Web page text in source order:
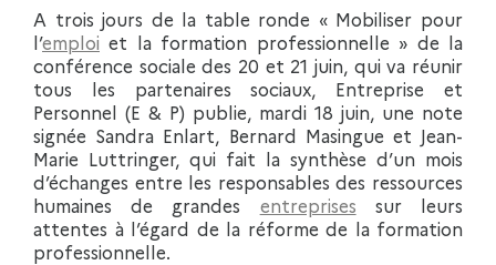
A trois jours de la table ronde « Mobiliser pour
l’emploi et la formation professionnelle » de la
conférence sociale des 20 et 21 juin, qui va réunir
tous les partenaires sociaux, Entreprise et
Personnel (E & P) publie, mardi 18 juin, une note
signée Sandra Enlart, Bernard Masingue et Jean-
Marie Luttringer, qui fait la synthèse d’un mois
d’échanges entre les responsables des ressources
humaines de grandes entreprises sur leurs
attentes à l’égard de la réforme de la formation
professionnelle.